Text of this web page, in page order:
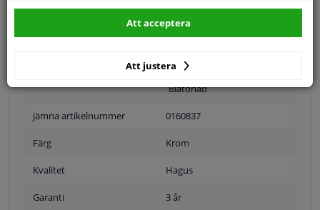
Position Höger passagerarsida
Ytter-/Innerspegel Bulb-formad
Uppvärmbar
Blåtonad
jämna artikelnummer 0160837
Färg Krom
Kvalitet Hagus
Garanti 3 år
Att justera
Att acceptera